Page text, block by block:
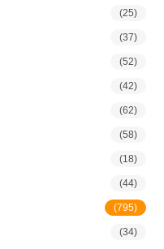
(25)
(37)
(52)
(42)
(62)
(58)
(18)
(44)
(795)
(34)